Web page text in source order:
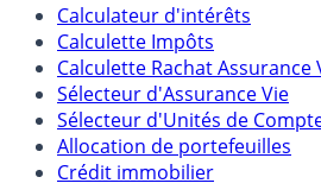
Calculateur d'intérêts
Calculette Impôts
Calculette Rachat Assurance
Sélecteur d'Assurance Vie
Sélecteur d'Unités de
Allocation de portefeuilles
Crédit immobilier